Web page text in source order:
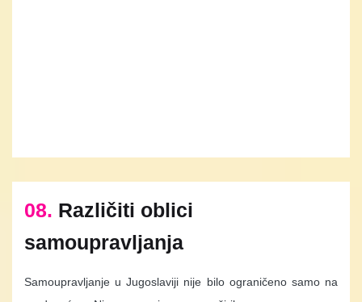
08. Različiti oblici
samoupravljanja
Samoupravljanje u Jugoslaviji nije bilo ograničeno samo na